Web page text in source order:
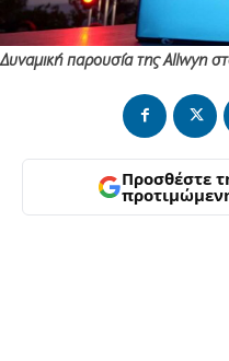
Δυναμική παρουσία της Allwyn
Προσθέστε